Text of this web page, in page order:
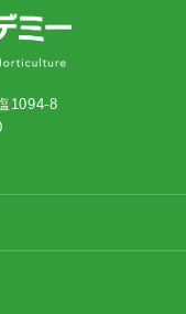
1094-8